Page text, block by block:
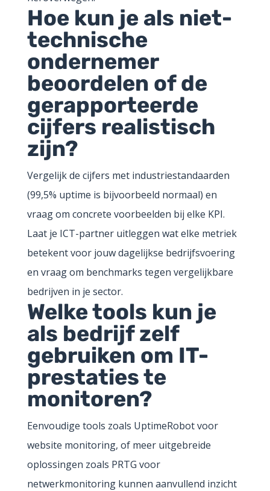
Hoe kun je als niet-
technische
ondernemer
beoordelen of de
gerapporteerde
cijfers realistisch
zijn?
Vergelijk de cijfers met industriestandaarden
(99,5% uptime is bijvoorbeeld normaal) en
vraag om concrete voorbeelden bij elke KPI.
Laat je ICT-partner uitleggen wat elke metriek
betekent voor jouw dagelijkse bedrijfsvoering
en vraag om benchmarks tegen vergelijkbare
bedrijven in je sector.
Welke tools kun je
als bedrijf zelf
gebruiken om IT-
prestaties te
monitoren?
Eenvoudige tools zoals UptimeRobot voor
website monitoring, of meer uitgebreide
oplossingen zoals PRTG voor
netwerkmonitoring kunnen aanvullend inzicht